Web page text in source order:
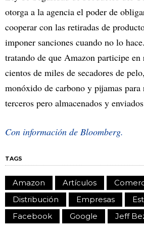
otorga a la agencia el poder de
cooperar con las retiradas de
imponer sanciones cuando no lo
tratando de que Amazon participe en
cientos de miles de secadores de
monóxido de carbono y pijamas
terceros pero almacenados y
Con información de Bloomberg.
TAGS
Amazon Artículos
Distribución
Empresas
Facebook
Google Jeff